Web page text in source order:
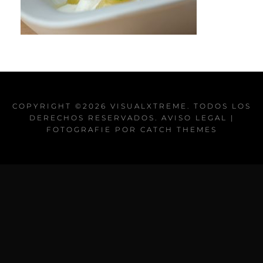
COPYRIGHT ©2026 VISUALXTREME . TODOS LOS
DERECHOS RESERVADOS. AVISO LEGAL
|
FOTOGRAFIE POR CATCH THEMES